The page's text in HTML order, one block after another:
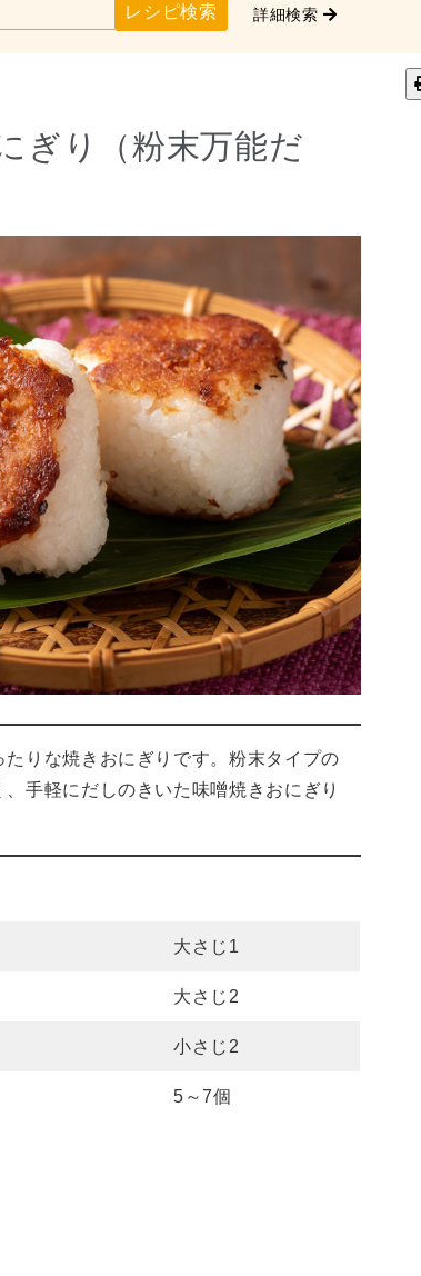
レシピ検索 詳細検索
ぎり（粉末万能だ
りな焼きおにぎりです。粉末タイプの
手軽にだしのきいた味噌焼きおにぎり
大さじ1
大さじ2
小さじ2
5～7個